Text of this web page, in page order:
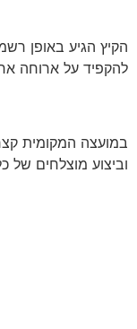
הקיץ הגיע באופן
להקפיד על ארוחה
במועצה המקומית
וביצוע מוצלחים של